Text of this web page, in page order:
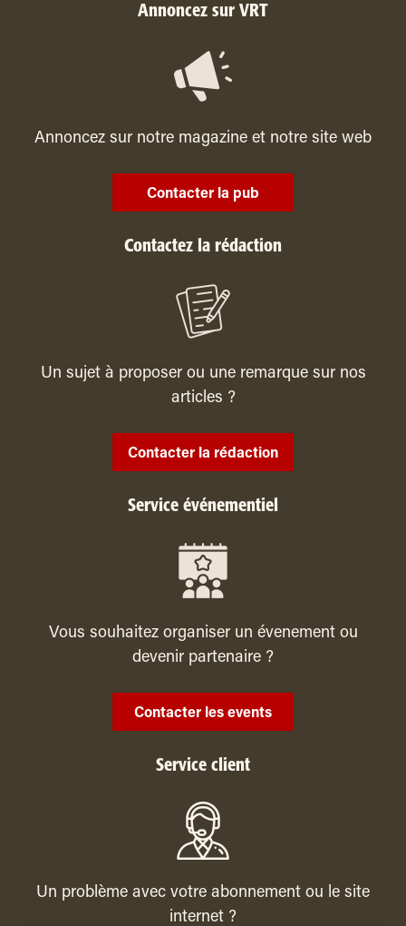
Annoncez sur VRT
Annoncez sur notre magazine et notre site web
Contacter la pub
Contactez la rédaction
Un sujet à proposer ou une remarque sur nos
articles ?
Contacter la rédaction
Service événementiel
Vous souhaitez organiser un évenement ou
devenir partenaire ?
Contacter les events
Service client
Un problème avec votre abonnement ou le site
internet ?